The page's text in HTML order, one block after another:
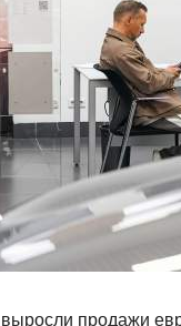
продажи